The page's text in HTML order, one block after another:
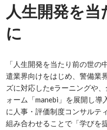
人生開発を当
に
「人生開発を当たり前の世
遣業界向けをはじめ、警備業
ズに対応したeラーニングや
ォーム「manebi」を展開し
に人事・評価制度コンサルテ
組み合わせることで「学びを